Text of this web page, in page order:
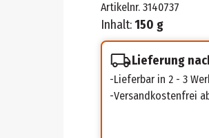
Artikelnr. 3140737
Inhalt:150 g
Lieferung
Lieferbar in 2 - 3
Versandkostenfrei